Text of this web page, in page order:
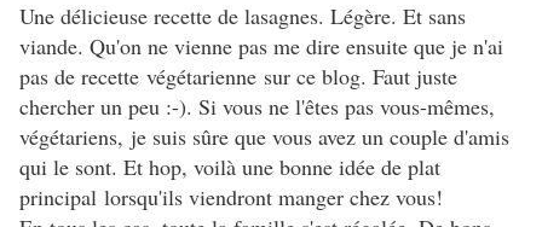
Une délicieuse recette de lasagnes. Légère. Et sans
viande. Qu'on ne vienne pas me dire ensuite que je n'ai
pas de recette végétarienne sur ce blog. Faut juste
chercher un peu :-). Si vous ne l'êtes pas vous-mêmes,
végétariens, je suis sûre que vous avez un couple d'amis
qui le sont. Et hop, voilà une bonne idée de plat
principal lorsqu'ils viendront manger chez vous!